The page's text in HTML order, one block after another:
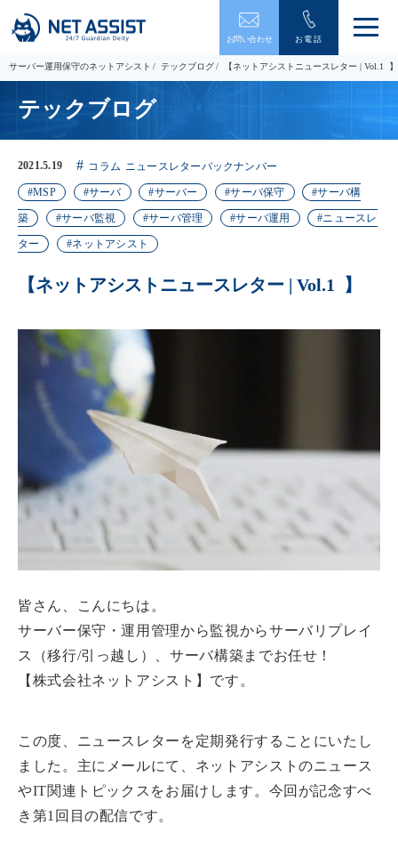
お問い合わせ お電話
メ
ュ
ー
サーバー運用保守のネットアシスト テックブログ 【ネットアシストニュースレター | Vol.1 】
テックブログ
2021.5.19 コラム ニュースレターバックナンバー
MSP サーバ サーバー サーバ保守 サーバ構
築 サーバ監視 サーバ管理 サーバ運用 ニュースレ
ター ネットアシスト
【ネットアシストニュースレター | Vol.1 】
皆さん、こんにちは。
サーバー保守・運用管理から監視からサーバリプレイ
ス（移行/引っ越し）、サーバ構築までお任せ！
【株式会社ネットアシスト】です。
この度、 ニュースレターを定期発行することにいたし
ました。 主にメールにて、ネットアシストのニュース
やIT関連トピックスをお届けします。今回が記念すべ
き第1回目の配信です。